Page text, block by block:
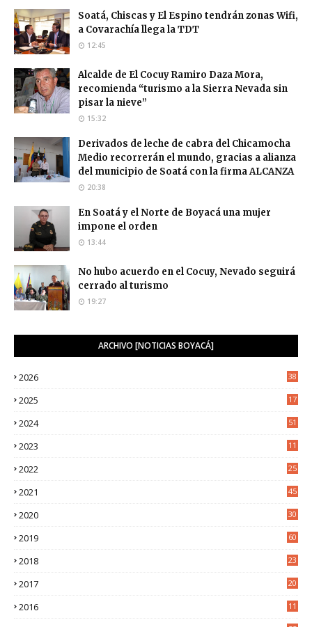
Soatá, Chiscas y El Espino tendrán zonas Wifi,
a Covarachía llega la TDT
12:45
Alcalde de El Cocuy Ramiro Daza Mora,
recomienda “turismo a la Sierra Nevada sin
pisar la nieve”
15:32
Derivados de leche de cabra del Chicamocha
Medio recorrerán el mundo, gracias a alianza
del municipio de Soatá con la firma ALCANZA
20:38
En Soatá y el Norte de Boyacá una mujer
impone el orden
13:44
No hubo acuerdo en el Cocuy, Nevado seguirá
cerrado al turismo
19:27
ARCHIVO [NOTICIAS BOYACÁ]
2026 38
2025
17
2024 51
2023
11
2022
25
2021
45
2020
30
2019 60
2018
23
2017
20
2016
11